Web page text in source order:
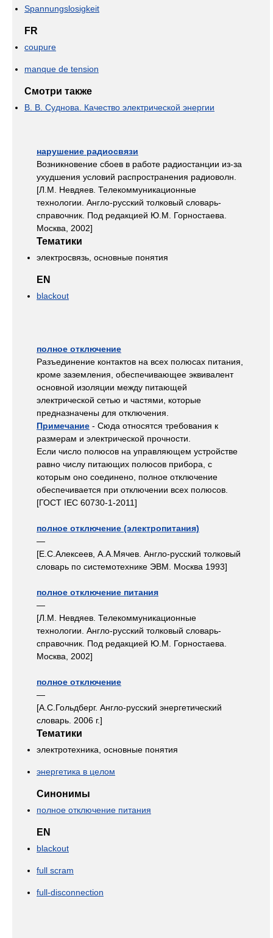
Spannungslosigkeit
FR
coupure
manque de tension
Смотри также
В. В. Суднова. Качество электрической энергии
нарушение радиосвязи
Возникновение сбоев в работе радиостанции из-за
ухудшения условий распространения радиоволн.
[Л.М. Невдяев. Телекоммуникационные
технологии. Англо-русский толковый словарь-
справочник. Под редакцией Ю.М. Горностаева.
Москва, 2002]
Тематики
электросвязь, основные понятия
EN
blackout
полное отключение
Разъединение контактов на всех полюсах питания,
кроме заземления, обеспечивающее эквивалент
основной изоляции между питающей
электрической сетью и частями, которые
предназначены для отключения.
Примечание - Сюда относятся требования к
размерам и электрической прочности.
Если число полюсов на управляющем устройстве
равно числу питающих полюсов прибора, с
которым оно соединено, полное отключение
обеспечивается при отключении всех полюсов.
[ГОСТ IЕС 60730-1-2011]
полное отключение (электропитания)
—
[Е.С.Алексеев, А.А.Мячев. Англо-русский толковый
словарь по системотехнике ЭВМ. Москва 1993]
полное отключение питания
—
[Л.М. Невдяев. Телекоммуникационные
технологии. Англо-русский толковый словарь-
справочник. Под редакцией Ю.М. Горностаева.
Москва, 2002]
полное отключение
—
[А.С.Гольдберг. Англо-русский энергетический
словарь. 2006 г.]
Тематики
электротехника, основные понятия
энергетика в целом
Синонимы
полное отключение питания
EN
blackout
full scram
full-disconnection